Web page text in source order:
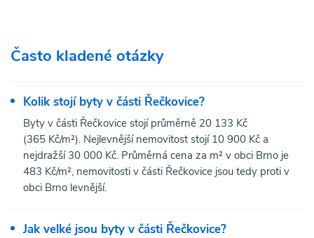
Často kladené otázky
Kolik stojí byty v části Řečkovice?
Byty v části Řečkovice stojí průměrně 20 133 Kč
(365 Kč/m²). Nejlevnější nemovitost stojí 10 900 Kč a
nejdražší 30 000 Kč. Průměrná cena za m² v obci Brno je
483 Kč/m², nemovitosti v části Řečkovice jsou tedy proti v
obci Brno levnější.
Jak velké jsou byty v části Řečkovice?